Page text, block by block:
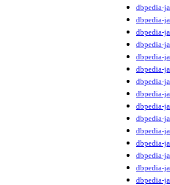
dbpedia-ja
dbpedia-ja
dbpedia-ja
dbpedia-ja
dbpedia-ja
dbpedia-ja
dbpedia-ja
dbpedia-ja
dbpedia-ja
dbpedia-ja
dbpedia-ja
dbpedia-ja
dbpedia-ja
dbpedia-ja
dbpedia-ja